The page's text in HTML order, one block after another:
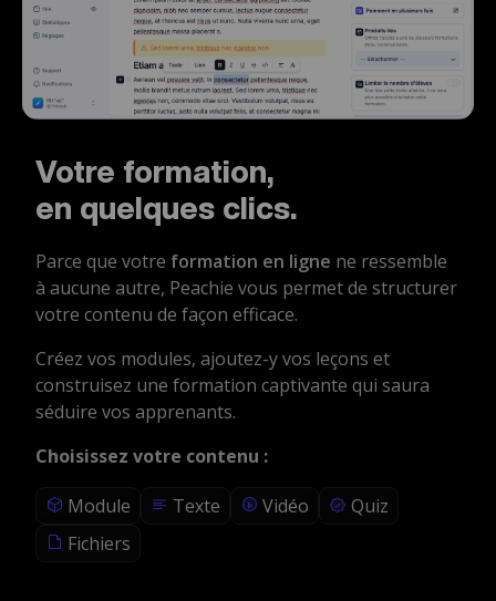
Votre formation,
en quelques clics.
Parce que votre formation en ligne ne ressemble
à aucune autre, Peachie vous permet de structurer
votre contenu de façon efficace.
Créez vos modules, ajoutez-y vos leçons et
construisez une formation captivante qui saura
séduire vos apprenants.
Choisissez votre contenu :
Module Texte Vidéo
Quiz
Fichiers